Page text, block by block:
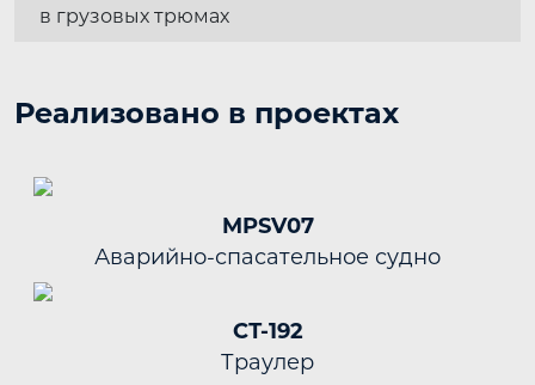
в грузовых трюмах
Реализовано в проектах
MPSV07
Аварийно-спасательное судно
СТ-192
Траулер